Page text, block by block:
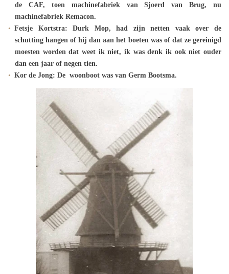
de CAF, toen machinefabriek van Sjoerd van Brug, nu
machinefabriek Remacon.
Fetsje Kortstra: Durk Mop, had zijn netten vaak over de
schutting hangen of hij dan aan het boeten was of dat ze gereinigd
moesten worden dat weet ik niet, ik was denk ik ook niet ouder
dan een jaar of negen tien.
Kor de Jong: De woonboot was van Germ Bootsma.